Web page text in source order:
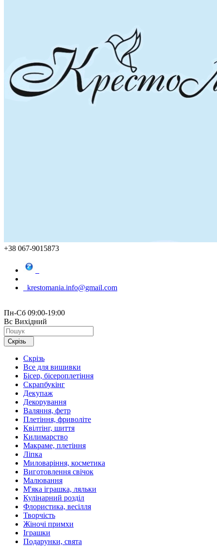
+38 067-9015873
krestomania.info@gmail.com
Пн-Сб 09:00-19:00
Вс Вихідний
Скрізь
Скрізь
Все для вишивки
Бісер, бісероплетіння
Скрапбукінг
Декупаж
Декорування
Валяння, фетр
Плетіння, фриволіте
Квілтінг, шиття
Килимарство
Макраме, плетіння
Ліпка
Миловаріння, косметика
Виготовлення свічок
Малювання
М'яка іграшка, ляльки
Кулінарний розділ
Флористика, весілля
Творчість
Жіночі примхи
Іграшки
Подарунки, свята